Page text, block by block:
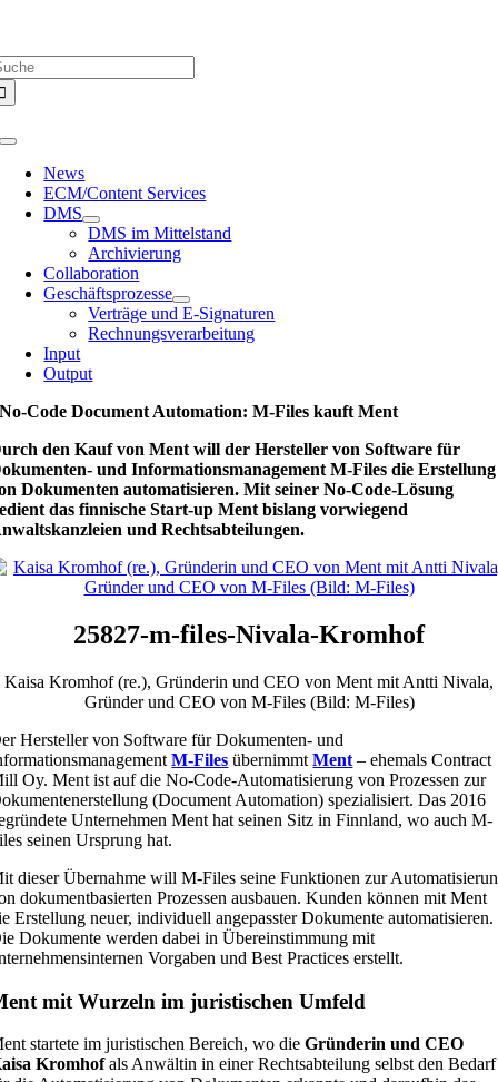
springen
Toggle
Navigation
News
ECM/Content Services
DMS
DMS im Mittelstand
Archivierung
Collaboration
Geschäftsprozesse
Verträge und E-Signaturen
Rechnungsverarbeitung
Input
Output
No-Code Document Automation: M-Files kauft Ment
den Kauf von Ment will der Hersteller von Software für
und Informationsmanagement M-Files die Erstellung
Dokumenten automatisieren. Mit seiner No-Code-Lösung
das finnische Start-up Ment bislang vorwiegend
und Rechtsabteilungen.
25827-m-files-Nivala-Kromhof
Kaisa Kromhof (re.), Gründerin und CEO von Ment mit Antti Nivala,
Gründer und CEO von M-Files (Bild: M-Files)
Hersteller von Software für Dokumenten- und
M-Files übernimmtMent – ehemals Contract
Oy. Ment ist auf die No-Code-Automatisierung von Prozessen zur
(Document Automation) spezialisiert. Das 2016
Unternehmen Ment hat seinen Sitz in Finnland, wo auch M-
seinen Ursprung hat.
dieser Übernahme will M-Files seine Funktionen zur
dokumentbasierten Prozessen ausbauen. Kunden können mit Ment
Erstellung neuer, individuell angepasster Dokumente automatisieren.
Dokumente werden dabei in Übereinstimmung mit
Vorgaben und Best Practices erstellt.
mit Wurzeln im juristischen Umfeld
startete im juristischen Bereich, wo dieGründerin und CEO
Kromhofals Anwältin in einer Rechtsabteilung selbst den Bedarf